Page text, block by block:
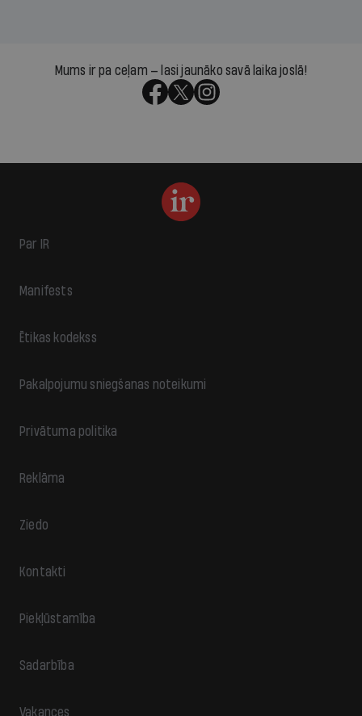
Mums ir pa ceļam — lasi jaunāko savā laika joslā!
Par IR
Manifests
Ētikas kodekss
Pakalpojumu sniegšanas noteikumi
Privātuma politika
Reklāma
Ziedo
Kontakti
Piekļūstamība
Sadarbība
Vakances